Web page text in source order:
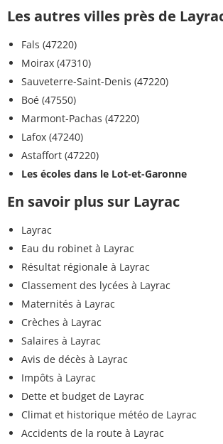
Les autres villes près de
Fals (47220)
Moirax (47310)
Sauveterre-Saint-Denis (47220)
Boé (47550)
Marmont-Pachas (47220)
Lafox (47240)
Astaffort (47220)
Les écoles dans le Lot-et-Garonne
En savoir plus sur Layrac
Layrac
Eau du robinet à Layrac
Résultat régionale à Layrac
Classement des lycées à Layrac
Maternités à Layrac
Crèches à Layrac
Salaires à Layrac
Avis de décès à Layrac
Impôts à Layrac
Dette et budget de Layrac
Climat et historique météo de Layrac
Accidents de la route à Layrac